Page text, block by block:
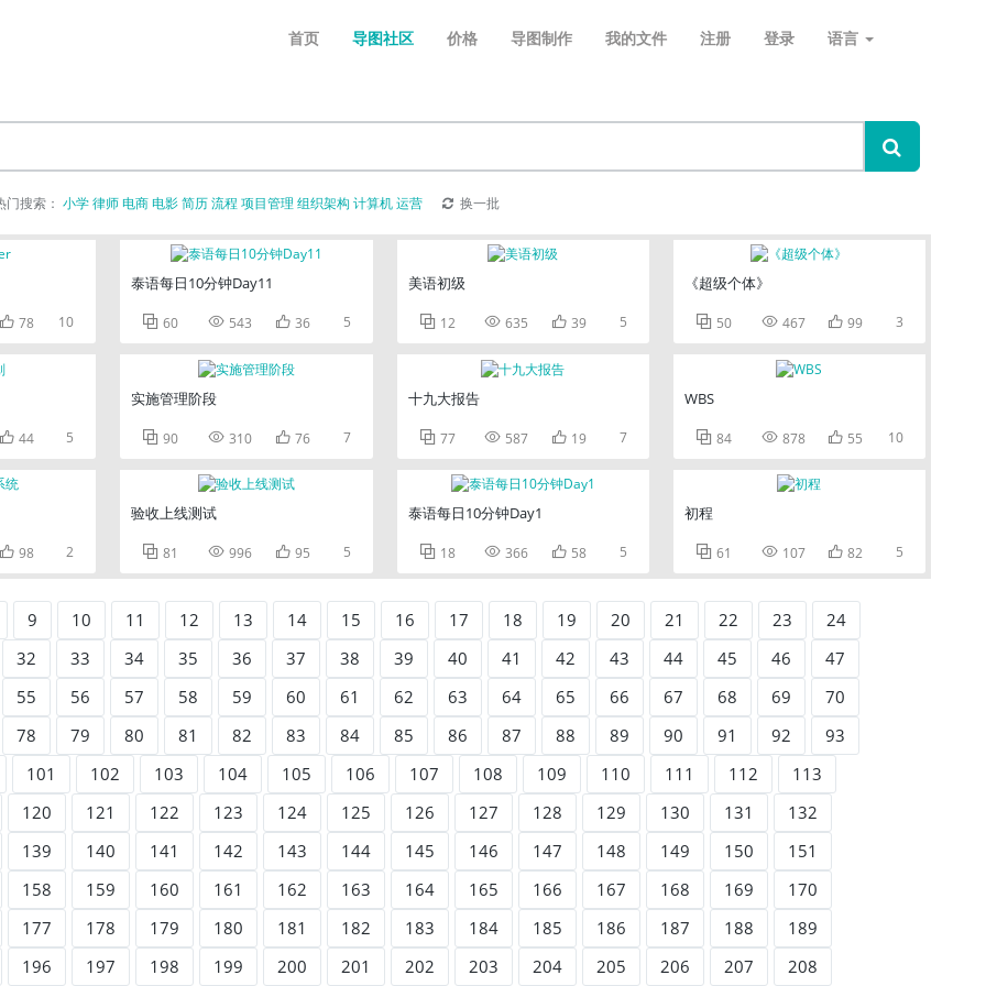
首页 导图社区 价格 导图制作 我的文件 注册 登录 语言
门搜索： 小学律师电商电影简历流程 项目管理 组织架构 计算机运营 换一批
78 10
44 5
98 2
泰语每日10分钟Day11
 60  543  36 5
实施管理阶段
 90  310  76 7
验收上线测试
 81  996  95 5
美语初级
 12  635  39 5
十九大报告
 77  587  19 7
泰语每日10分钟Day1
 18  366  58 5
《超级个体》
 50  467  99 3
WBS
 84  878  55 10
初程
 61  107  82 5
9 10 11 12 13 14 15 16 17 18 19 20 21 22 23
24
32
33 34 35 36 37 38 39 40 41 42 43 44 45 46
47
55
56 57 58 59 60 61 62 63 64 65 66 67 68 69
70
78
79 80 81 82 83 84 85 86 87 88 89 90 91 92
93
101
102 103 104 105 106 107 108 109 110 111 112
113
120
121 122 123 124 125 126 127 128 129 130 131
132
139
140 141 142 143 144 145 146 147 148 149 150
151
158
159 160 161 162 163 164 165 166 167 168 169
170
177
178 179 180 181 182 183 184 185 186 187 188
189
196
197 198 199 200 201 202 203 204 205 206 207 208